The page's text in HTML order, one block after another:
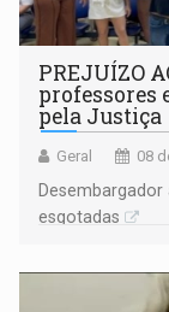
PREJUÍZO
professores
pela Justiça
Geral 08
esgotadas